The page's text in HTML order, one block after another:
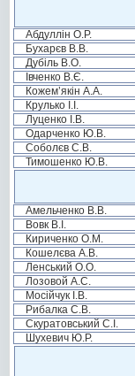
Абдуллін О.Р.
Бухарєв В.В.
Дубіль В.О.
Івченко В.Є.
Кожем’якін А.А.
Крулько І.І.
Луценко І.В.
Одарченко Ю.В.
Соболєв С.В.
Тимошенко Ю.В.
Амельченко В.В.
Вовк В.І.
Кириченко О.М.
Кошелєва А.В.
Ленський О.О.
Лозовой А.С.
Мосійчук І.В.
Рибалка С.В.
Скуратовський С.І.
Шухевич Ю.Р.